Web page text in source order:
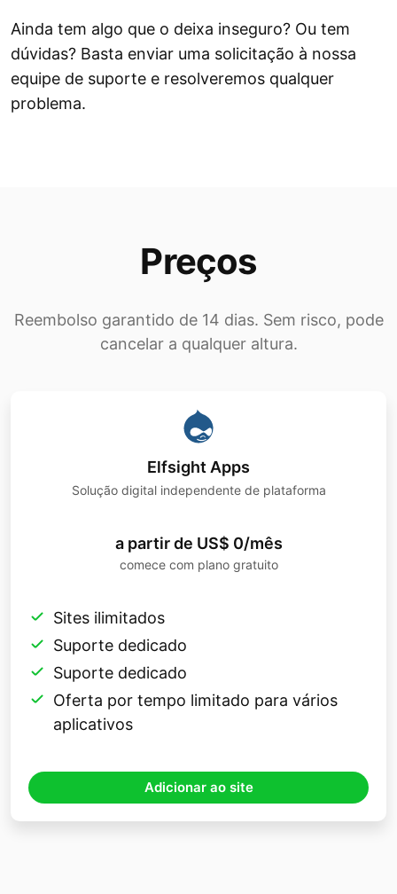
Ainda tem algo que o deixa inseguro? Ou tem
dúvidas? Basta enviar uma solicitação à nossa
equipe de suporte e resolveremos qualquer
problema.
Preços
Reembolso garantido de 14 dias. Sem risco, pode
cancelar a qualquer altura.
Elfsight Apps
Solução digital independente de plataforma
a partir de US$ 0/mês
comece com plano gratuito
Sites ilimitados
Suporte dedicado
Suporte dedicado
Oferta por tempo limitado para vários
aplicativos
Adicionar ao site